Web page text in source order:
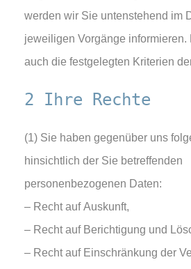
werden wir Sie untenstehend im
jeweiligen Vorgänge
auch die festgelegten Kriterien
2 Ihre Rechte
(1) Sie haben gegenüber uns
hinsichtlich der Sie betreffenden
personenbezogenen Daten:
– Recht auf Auskunft,
– Recht auf Berichtigung und
– Recht auf Einschränkung der